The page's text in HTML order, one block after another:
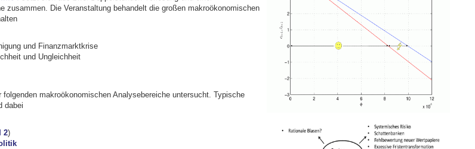
zusammen. Die Veranstaltung behandelt die großen makroökonomischen
und Finanzmarktkrise
und Ungleichheit
folgenden makroökonomischen Analysebereiche untersucht. Typische
dabei
2)